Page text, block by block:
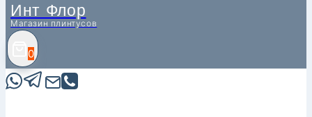
Инт Флор
Магазин плинтусов
0